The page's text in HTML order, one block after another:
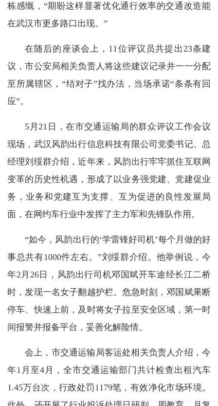
栋感慨，“期盼这样显著优化通行效率的交通改造能
在武汉市更多路口出现。”
在随后的座谈会上，11位评议员共提出23条建
议，市公安局相关负责人将这些建议记录并一一分配
至所属辖区，“结对子”找办法，当场承诺“条条有回
应”。
5月21日，在市交通运输局的群众评议工作会议
现场，武汉风韵出行信息科技有限公司党委书记、总
经理刘绥群介绍，近年来，风韵出行牢牢抓住互联网
变革的历史性机遇，形成了以业务强党建、党建促业
务，业务和党建互为支撑、互为促进的良性发展局
面，在网约车行业中发挥了主力军和先锋队作用。
“如今，风韵出行的‘学雷锋好司机’每个月做的好
事总共有1000件左右。”刘绥群介绍。他举例说，今
年2月26日，风韵出行司机邓国斌开车途经长江二桥
时，发现一名女子翻越护栏。危急时刻，邓国斌果断
停车、快速上前，及时将女子拉至安全区域，第一时
间报警并报备平台，妥善化解险情。
会上，市交通运输局客运处相关负责人介绍，今
年1月至4月，全市交通运输部门共计检查出租汽车
1.45万台次，行政处罚1179笔，有效净化市场环境。